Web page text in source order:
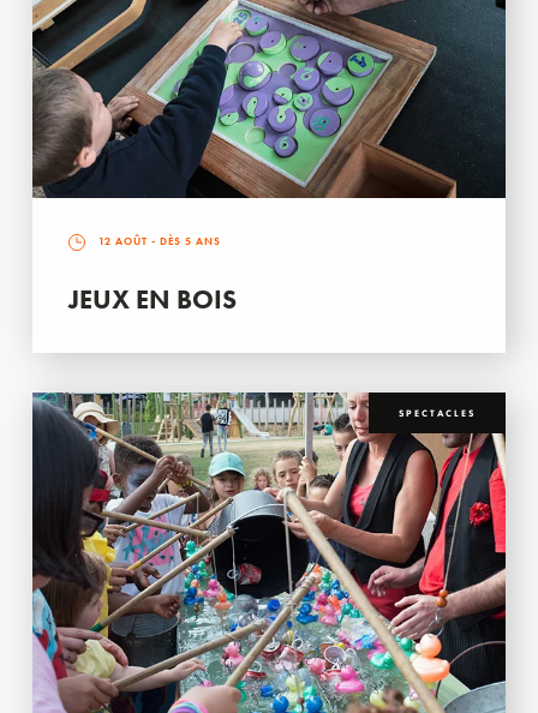
12 AOÛT - DÈS 5 ANS
JEUX EN BOIS
SPECTACLES